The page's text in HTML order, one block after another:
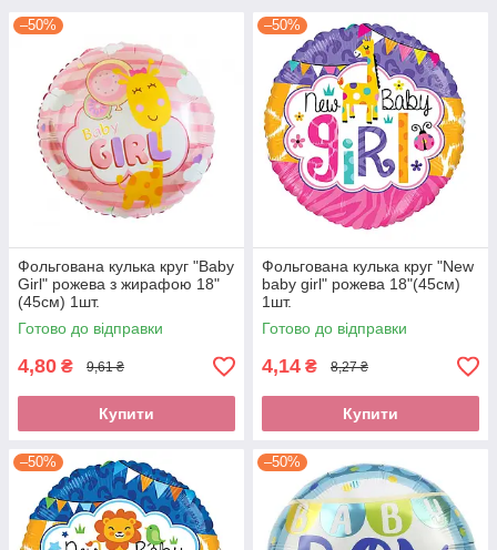
–50%
Фольгована кулька круг "Baby
Girl" рожева з жирафою 18"
(45см) 1шт.
Готово до відправки
4,80 ₴ 9,61 ₴
Купити
–50%
Фольгована кулька круг "New
baby girl" рожева 18"(45см)
1шт.
Готово до відправки
4,14 ₴ 8,27 ₴
Купити
–50% –50%